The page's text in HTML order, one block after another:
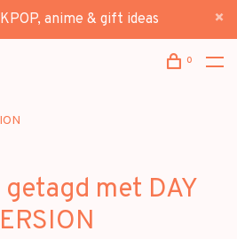
anime & gift ideas
0
met DAY